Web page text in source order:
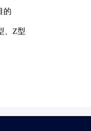
的
、Z型